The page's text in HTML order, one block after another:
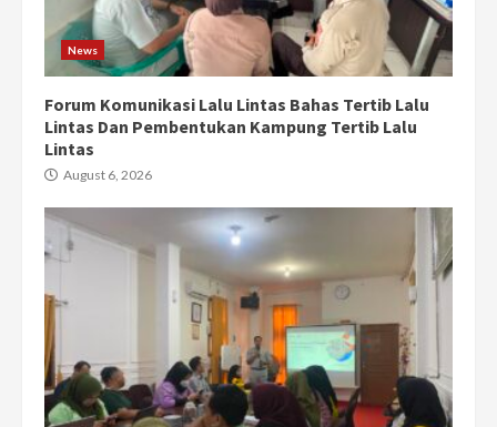
News
Forum Komunikasi Lalu Lintas Bahas Tertib Lalu
Lintas Dan Pembentukan Kampung Tertib Lalu
Lintas
August 6, 2026